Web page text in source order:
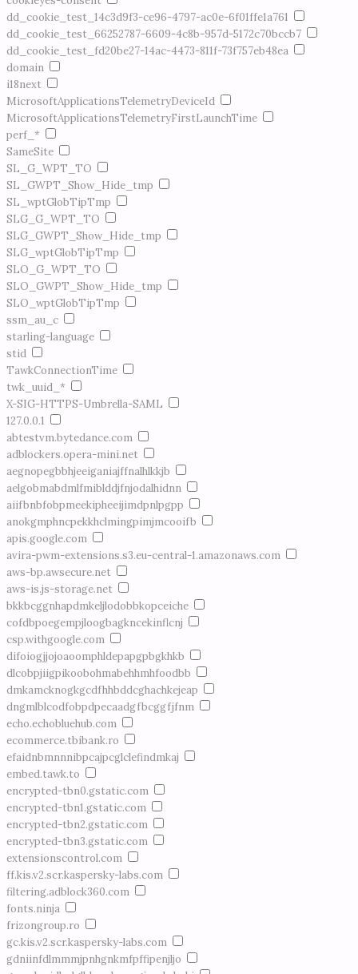
dd_cookie_test_14c3d9f3-ce96-4797-ac0e-6f01ffe1a761
dd_cookie_test_66252787-6609-4c8b-957d-5172c70bccb7
dd_cookie_test_fd20be27-14ac-4473-811f-73f757eb48ea
domain
i18next
MicrosoftApplicationsTelemetryDeviceId
MicrosoftApplicationsTelemetryFirstLaunchTime
perf_*
SameSite
SL_G_WPT_TO
SL_GWPT_Show_Hide_tmp
SL_wptGlobTipTmp
SLG_G_WPT_TO
SLG_GWPT_Show_Hide_tmp
SLG_wptGlobTipTmp
SLO_G_WPT_TO
SLO_GWPT_Show_Hide_tmp
SLO_wptGlobTipTmp
ssm_au_c
starling-language
stid
TawkConnectionTime
twk_uuid_*
X-SIG-HTTPS-Umbrella-SAML
127.0.0.1
abtestvm.bytedance.com
adblockers.opera-mini.net
aegnopegbbhjeeiganiajffnalhlkkjb
aelgobmabdmlfmiblddjfnjodalhidnn
aiifbnbfobpmeekipheeijimdpnlpgpp
anokgmphncpekkhclmingpimjmcooifb
apis.google.com
avira-pwm-extensions.s3.eu-central-1.amazonaws.com
aws-bp.awsecure.net
aws-is.js-storage.net
bkkbcggnhapdmkeljlodobbkopceiche
cofdbpoegempjloogbagkncekinflcnj
csp.withgoogle.com
difoiogjjojoaoomphldepapgpbgkhkb
dlcobpjiigpikoobohmabehhmhfoodbb
dmkamcknogkgcdfhhbddcghachkejeap
dngmlblcodfobpdpecaadgfbcggfjfnm
echo.echobluehub.com
ecommerce.tbibank.ro
efaidnbmnnnibpcajpcglclefindmkaj
embed.tawk.to
encrypted-tbn0.gstatic.com
encrypted-tbn1.gstatic.com
encrypted-tbn2.gstatic.com
encrypted-tbn3.gstatic.com
extensionscontrol.com
ff.kis.v2.scr.kaspersky-labs.com
filtering.adblock360.com
fonts.ninja
frizongroup.ro
gc.kis.v2.scr.kaspersky-labs.com
gdniinfdlmmmjpnhgnkmfpffipenjljo